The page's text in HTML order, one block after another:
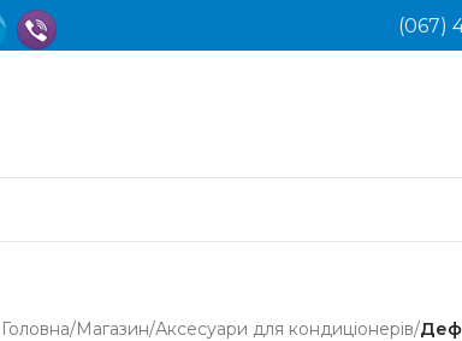
(067)
Головна/Магазин/Аксесуари для кондиціонерів/